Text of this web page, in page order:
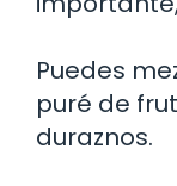
Puedes
puré de
duraznos.